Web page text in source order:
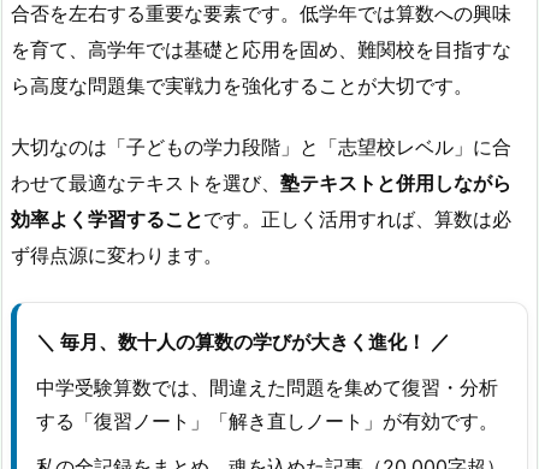
合否を左右する重要な要素です。低学年では算数への興味
を育て、高学年では基礎と応用を固め、難関校を目指すな
ら高度な問題集で実戦力を強化することが大切です。
大切なのは「子どもの学力段階」と「志望校レベル」に合
わせて最適なテキストを選び、 塾テキストと併用しながら
効率よく学習することです。正しく活用すれば、算数は必
ず得点源に変わります。
＼ 毎月、数十人の算数の学びが大きく進化！ ／
中学受験算数では、間違えた問題を集めて復習・分析
する「復習ノート」「解き直しノート」が有効です。